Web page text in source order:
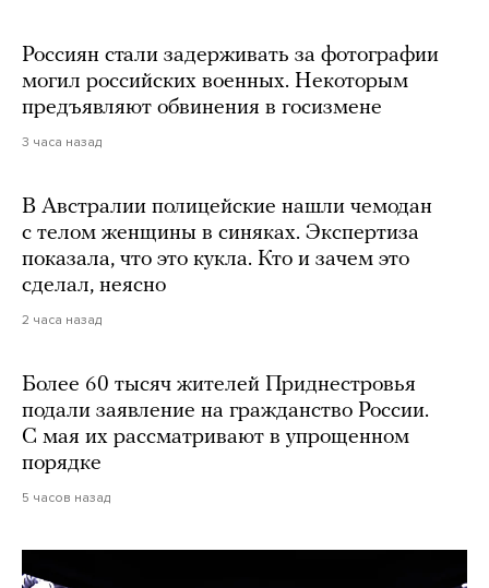
Россиян стали задерживать за фотографии
могил российских военных. Некоторым
предъявляют обвинения в госизмене
3 часа назад
В Австралии полицейские нашли чемодан
с телом женщины в синяках. Экспертиза
показала, что это кукла. Кто и зачем это
сделал, неясно
2 часа назад
Более 60 тысяч жителей Приднестровья
подали заявление на гражданство России.
С мая их рассматривают в упрощенном
порядке
5 часов назад